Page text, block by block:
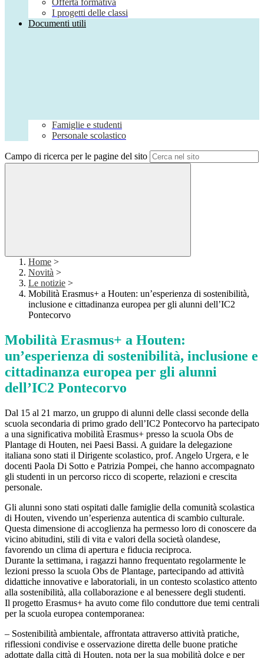
Offerta formativa
I progetti delle classi
Documenti utili
Famiglie e studenti
Personale scolastico
Campo di ricerca per le pagine del sito
Home >
Novità >
Le notizie >
Mobilità Erasmus+ a Houten: un’esperienza di sostenibilità,
inclusione e cittadinanza europea per gli alunni dell’IC2
Pontecorvo
Mobilità Erasmus+ a Houten:
un’esperienza di sostenibilità, inclusione e
cittadinanza europea per gli alunni
dell’IC2 Pontecorvo
Dal 15 al 21 marzo, un gruppo di alunni delle classi seconde della
scuola secondaria di primo grado dell’IC2 Pontecorvo ha partecipato
a una significativa mobilità Erasmus+ presso la scuola Obs de
Plantage di Houten, nei Paesi Bassi. A guidare la delegazione
italiana sono stati il Dirigente scolastico, prof. Angelo Urgera, e le
docenti Paola Di Sotto e Patrizia Pompei, che hanno accompagnato
gli studenti in un percorso ricco di scoperte, relazioni e crescita
personale.
Gli alunni sono stati ospitati dalle famiglie della comunità scolastica
di Houten, vivendo un’esperienza autentica di scambio culturale.
Questa dimensione di accoglienza ha permesso loro di conoscere da
vicino abitudini, stili di vita e valori della società olandese,
favorendo un clima di apertura e fiducia reciproca.
Durante la settimana, i ragazzi hanno frequentato regolarmente le
lezioni presso la scuola Obs de Plantage, partecipando ad attività
didattiche innovative e laboratoriali, in un contesto scolastico attento
alla sostenibilità, alla collaborazione e al benessere degli studenti.
Il progetto Erasmus+ ha avuto come filo conduttore due temi centrali
per la scuola europea contemporanea:
– Sostenibilità ambientale, affrontata attraverso attività pratiche,
riflessioni condivise e osservazione diretta delle buone pratiche
adottate dalla città di Houten, nota per la sua mobilità dolce e per